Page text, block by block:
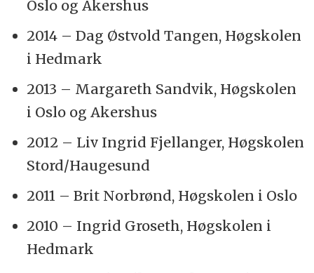
Oslo og Akershus
2014 – Dag Østvold Tangen, Høgskolen
i Hedmark
2013 – Margareth Sandvik, Høgskolen
i Oslo og Akershus
2012 – Liv Ingrid Fjellanger, Høgskolen
Stord/Haugesund
2011 – Brit Norbrønd, Høgskolen i Oslo
2010 – Ingrid Groseth, Høgskolen i
Hedmark